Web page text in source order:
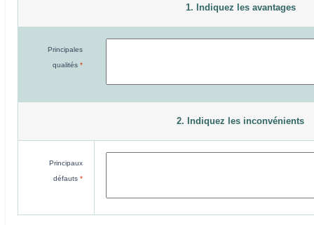
1. Indiquez les avantages
Principales
qualités *
2. Indiquez les inconvénients
Principaux
défauts *